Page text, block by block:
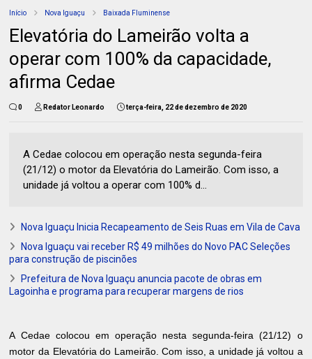
Início Nova Iguaçu Baixada Fluminense
Elevatória do Lameirão volta a
operar com 100% da capacidade,
afirma Cedae
0 Redator Leonardo terça-feira, 22 de dezembro de 2020
A Cedae colocou em operação nesta segunda-feira
(21/12) o motor da Elevatória do Lameirão. Com isso, a
unidade já voltou a operar com 100% d...
Nova Iguaçu Inicia Recapeamento de Seis Ruas em Vila de Cava
Nova Iguaçu vai receber R$ 49 milhões do Novo PAC Seleções
para construção de piscinões
Prefeitura de Nova Iguaçu anuncia pacote de obras em
Lagoinha e programa para recuperar margens de rios
A Cedae colocou em operação nesta segunda-feira (21/12) o
motor da Elevatória do Lameirão. Com isso, a unidade já voltou a